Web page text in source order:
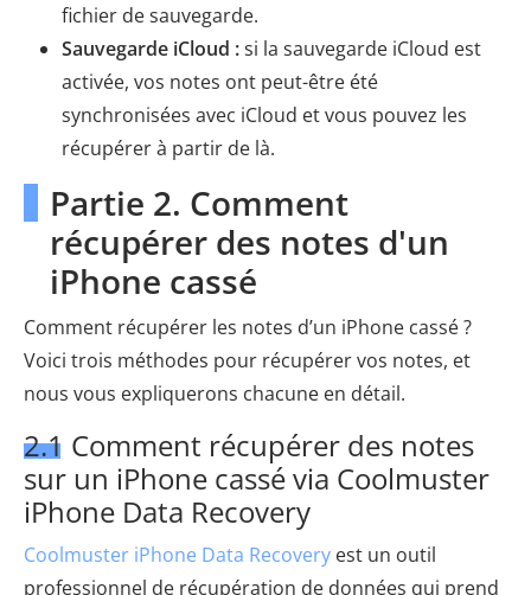
fichier de sauvegarde.
Sauvegarde iCloud :si la sauvegarde iCloud est
activée, vos notes ont peut-être été
synchronisées avec iCloud et vous pouvez les
récupérer à partir de là.
Partie 2. Comment
récupérer des notes d'un
iPhone cassé
Comment récupérer les notes d’un iPhone cassé ?
Voici trois méthodes pour récupérer vos notes, et
nous vous expliquerons chacune en détail.
2.1 Comment récupérer des notes
sur un iPhone cassé via Coolmuster
iPhone Data Recovery
Coolmuster iPhone Data Recovery est un outil
professionnel de récupération de données qui prend